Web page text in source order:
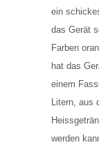
ein
das Gerät
Farben
hat das
einem
Litern, aus
werden